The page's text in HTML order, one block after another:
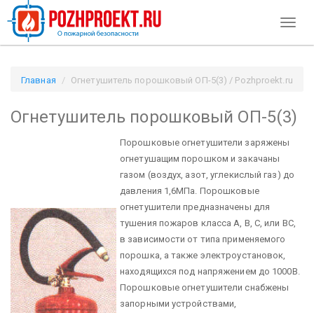
Главная Огнетушитель порошковый ОП-5(3) / Pozhproekt.ru
Огнетушитель порошковый ОП-5(3)
Порошковые огнетушители заряжены
огнетушащим порошком и закачаны
газом (воздух, азот, углекислый газ) до
давления 1,6МПа. Порошковые
огнетушители предназначены для
тушения пожаров класса А, В, С, или ВС,
в зависимости от типа применяемого
порошка, а также электроустановок,
находящихся под напряжением до 1000В.
Порошковые огнетушители снабжены
запорными устройствами,